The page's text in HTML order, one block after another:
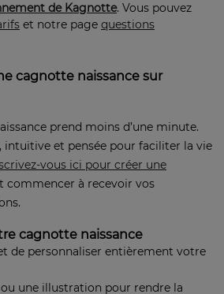
de Kagnotte. Vous pouvez
et notre page questions
cagnotte naissance sur
prend moins d’une minute.
intuitive et pensée pour faciliter la vie
vous ici pour créer une
commencer à recevoir vos
cagnotte naissance
de personnaliser entièrement votre
une illustration pour rendre la